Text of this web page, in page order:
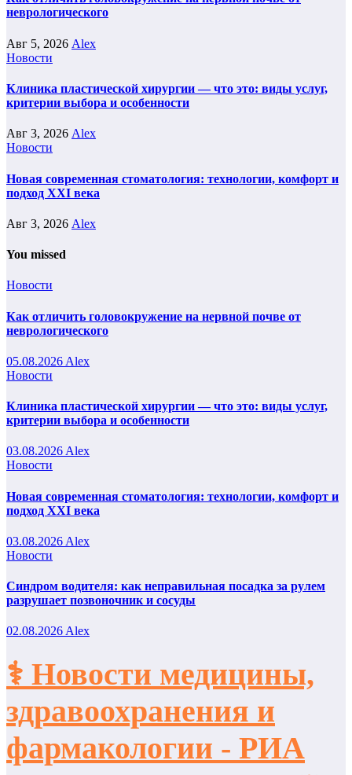
неврологического
Авг 5, 2026 Alex
Новости
Клиника пластической хирургии — что это: виды услуг,
критерии выбора и особенности
Авг 3, 2026 Alex
Новости
Новая современная стоматология: технологии, комфорт и
подход XXI века
Авг 3, 2026 Alex
You missed
Новости
Как отличить головокружение на нервной почве от
неврологического
05.08.2026 Alex
Новости
Клиника пластической хирургии — что это: виды услуг,
критерии выбора и особенности
03.08.2026 Alex
Новости
Новая современная стоматология: технологии, комфорт и
подход XXI века
03.08.2026 Alex
Новости
Синдром водителя: как неправильная посадка за рулем
разрушает позвоночник и сосуды
02.08.2026Alex
⚕️ Новости медицины,
здравоохранения и
фармакологии - РИА